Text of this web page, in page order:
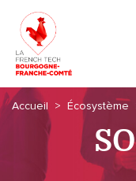
Accueil Écosystème